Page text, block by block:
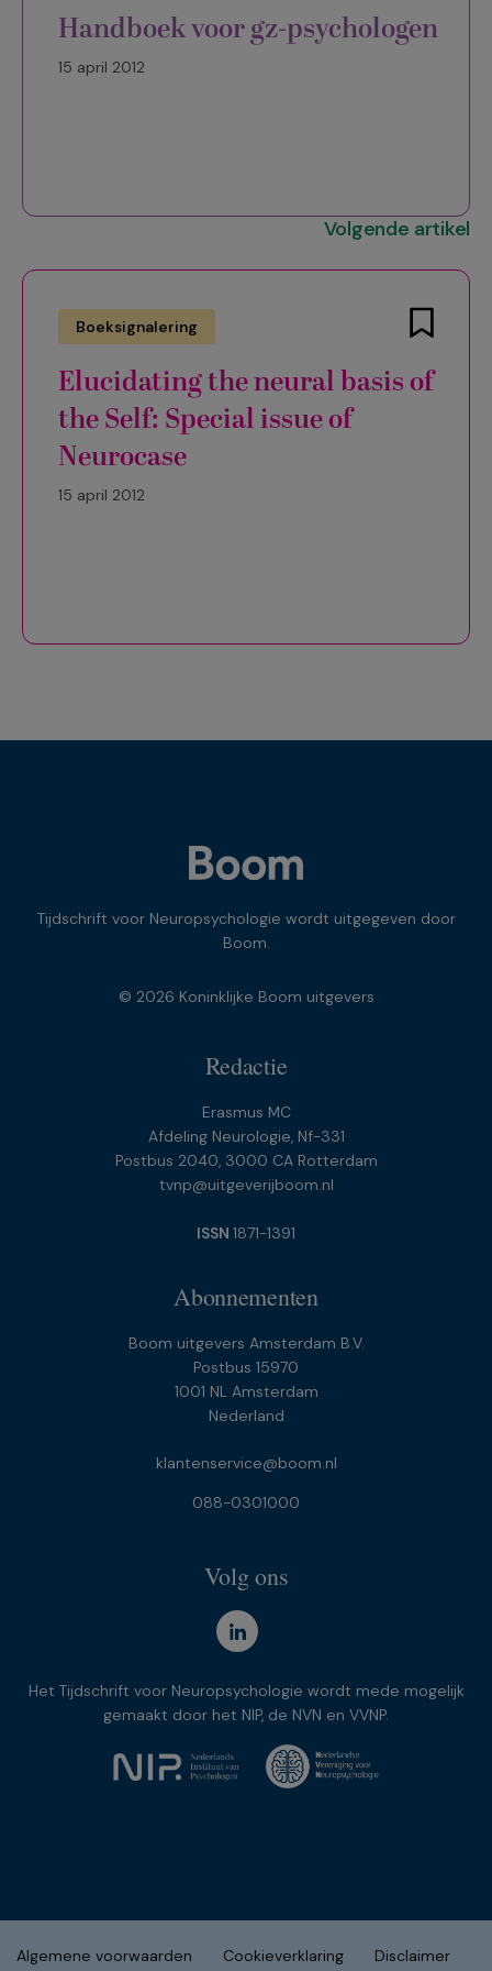
Handboek voor gz-psychologen
15 april 2012
Volgende artikel
Boeksignalering
Elucidating the neural basis of
the Self: Special issue of
Neurocase
15 april 2012
Tijdschrift voor Neuropsychologie wordt uitgegeven door
Boom.
© 2026 Koninklijke Boom uitgevers
Redactie
Erasmus MC
Afdeling Neurologie, Nf-331
Postbus 2040, 3000 CA Rotterdam
tvnp@uitgeverijboom.nl
ISSN 1871-1391
Abonnementen
Boom uitgevers Amsterdam B.V.
Postbus 15970
1001 NL Amsterdam
Nederland
klantenservice@boom.nl
088-0301000
Volg ons
Het Tijdschrift voor Neuropsychologie wordt mede mogelijk
gemaakt door het NIP, de NVN en VVNP.
Algemene voorwaarden Cookieverklaring Disclaimer